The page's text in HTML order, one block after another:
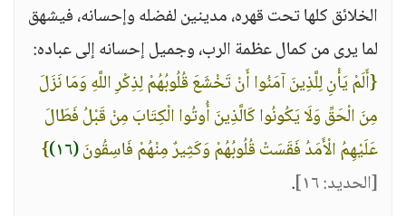
الخلائق كلها تحت قهره، مدينين لفضله وإحسانه، فيشهق
لما يرى من كمال عظمة الرب، وجميل إحسانه إلى عباده:
{أَلَمْ يَأْنِ لِلَّذِينَ آمَنُوا أَنْ تَخْشَعَ قُلُوبُهُمْ لِذِكْرِ اللَّهِ وَمَا نَزَلَ
مِنَ الْحَقِّ وَلَا يَكُونُوا كَالَّذِينَ أُوتُوا الْكِتَابَ مِنْ قَبْلُ فَطَالَ
عَلَيْهِمُ الْأَمَدُ فَقَسَتْ قُلُوبُهُمْ وَكَثِيرٌ مِنْهُمْ فَاسِقُونَ(١٦)
}
[الحديد: ١٦]
.